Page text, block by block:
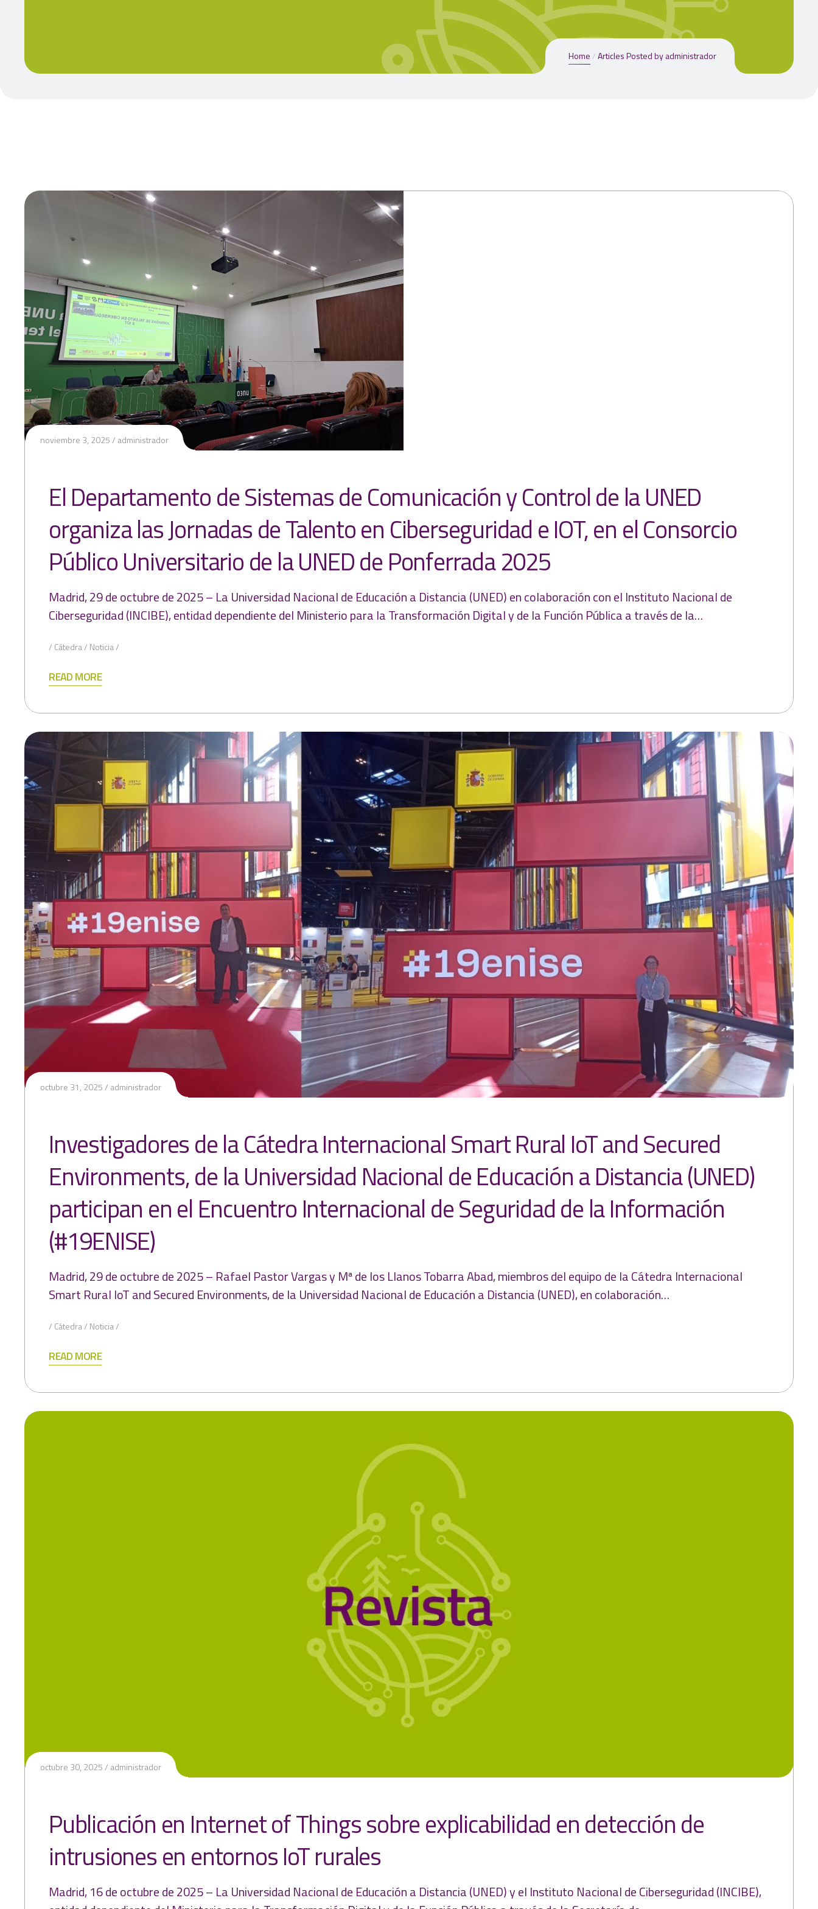
Home Articles Posted by administrador
noviembre 3, 2025 administrador
El Departamento de Sistemas de Comunicación y Control de la UNED
organiza las Jornadas de Talento en Ciberseguridad e IOT, en el Consorcio
Público Universitario de la UNED de Ponferrada 2025
Madrid, 29 de octubre de 2025 – La Universidad Nacional de Educación a Distancia (UNED) en colaboración con el Instituto Nacional de
Ciberseguridad (INCIBE), entidad dependiente del Ministerio para la Transformación Digital y de la Función Pública a través de la…
Cátedra Noticia
READ MORE
octubre 31, 2025 administrador
Investigadores de la Cátedra Internacional Smart Rural IoT and Secured
Environments, de la Universidad Nacional de Educación a Distancia (UNED)
participan en el Encuentro Internacional de Seguridad de la Información
(#19ENISE)
Madrid, 29 de octubre de 2025 – Rafael Pastor Vargas y Mª de los Llanos Tobarra Abad, miembros del equipo de la Cátedra Internacional
Smart Rural IoT and Secured Environments, de la Universidad Nacional de Educación a Distancia (UNED), en colaboración…
Cátedra Noticia
READ MORE
octubre 30, 2025 administrador
Publicación en Internet of Things sobre explicabilidad en detección de
intrusiones en entornos IoT rurales
Madrid, 16 de octubre de 2025 – La Universidad Nacional de Educación a Distancia (UNED) y el Instituto Nacional de Ciberseguridad (INCIBE),